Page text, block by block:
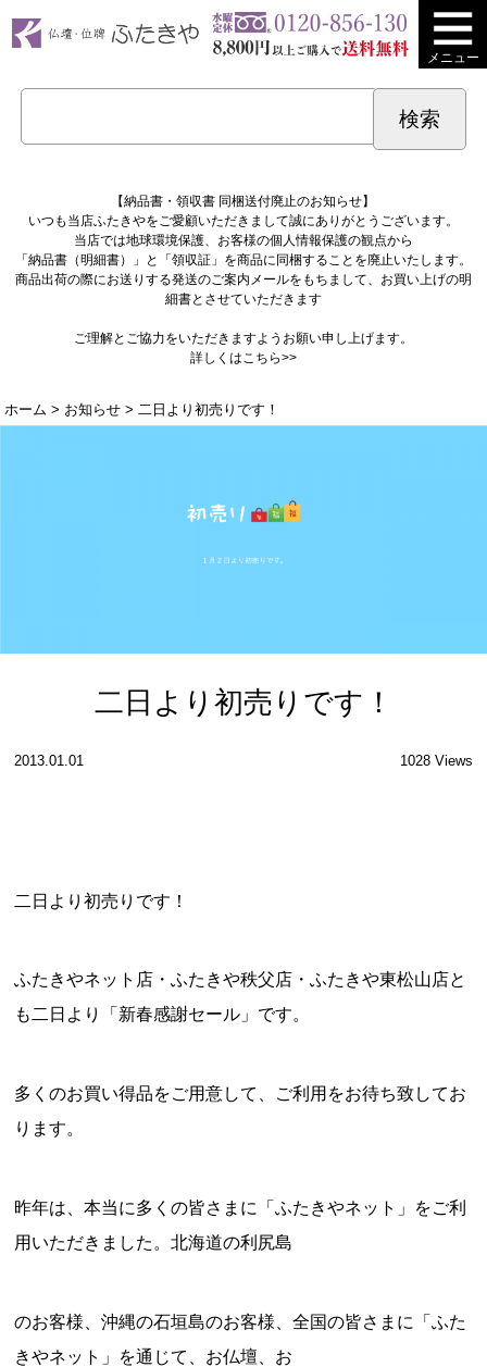
メニュー
【納品書・領収書 同梱送付廃止のお知らせ】
いつも当店ふたきやをご愛顧いただきまして誠にありがとうございます。
当店では地球環境保護、お客様の個人情報保護の観点から
「納品書（明細書）」と「領収証」を商品に同梱することを廃止いたします。
商品出荷の際にお送りする発送のご案内メールをもちまして、お買い上げの明
細書とさせていただきます
ご理解とご協力をいただきますようお願い申し上げます。
詳しくはこちら>>
ホーム > お知らせ > 二日より初売りです！
二日より初売りです！
2013.01.01 1028 Views
二日より初売りです！
ふたきやネット店・ふたきや秩父店・ふたきや東松山店と
も二日より「新春感謝セール」です。
多くのお買い得品をご用意して、ご利用をお待ち致してお
ります。
昨年は、本当に多くの皆さまに「ふたきやネット」をご利
用いただきました。北海道の利尻島
のお客様、沖縄の石垣島のお客様、全国の皆さまに「ふた
きやネット」を通じて、お仏壇、お